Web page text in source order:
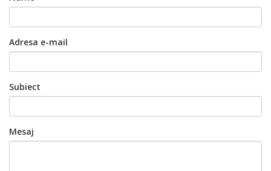
Adresa e-mail
Subiect
Mesaj